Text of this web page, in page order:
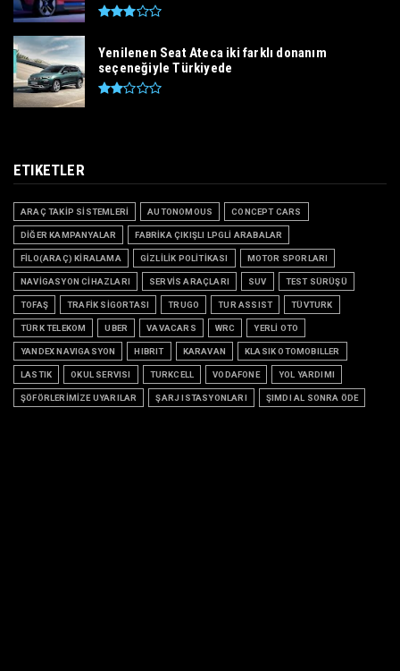
Yenilenen Seat Ateca iki farklı donanım
seçeneğiyle Türkiyede
ETIKETLER
ARAÇ TAKİP SİSTEMLERİ AUTONOMOUS CONCEPT CARS
DİĞER KAMPANYALAR FABRİKA ÇIKIŞLI LPGLİ ARABALAR
FİLO(ARAÇ) KİRALAMA GİZLİLİK POLİTİKASI MOTOR SPORLARI
NAVİGASYON CİHAZLARI SERVİS ARAÇLARI SUV TEST SÜRÜŞÜ
TOFAŞ TRAFİK SİGORTASI TRUGO TUR ASSIST TÜVTURK
TÜRK TELEKOM UBER VAVACARS WRC YERLİ OTO
YANDEX NAVIGASYON HIBRIT KARAVAN KLASIK OTOMOBILLER
LASTIK OKUL SERVISI TURKCELL VODAFONE YOL YARDIMI
ŞÖFÖRLERİMİZE UYARILAR ŞARJ ISTASYONLARI ŞIMDI AL SONRA ÖDE